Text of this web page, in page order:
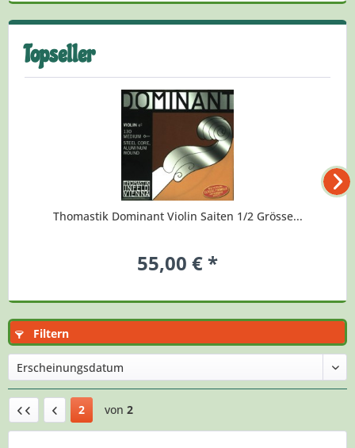
Topseller
Thomastik Dominant Violin Saiten 1/2 Grösse...
55,00 € *
Filtern
2 von 2